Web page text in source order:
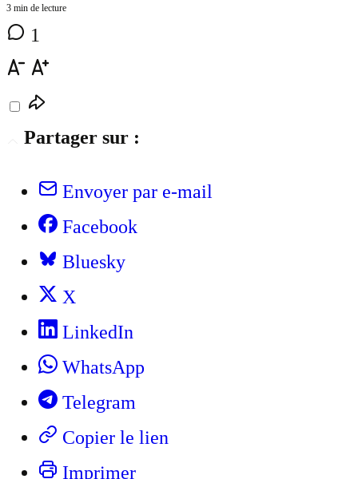
3 min de lecture
1
Partager sur :
Envoyer par e-mail
Facebook
Bluesky
X
LinkedIn
WhatsApp
Telegram
Copier le lien
Imprimer